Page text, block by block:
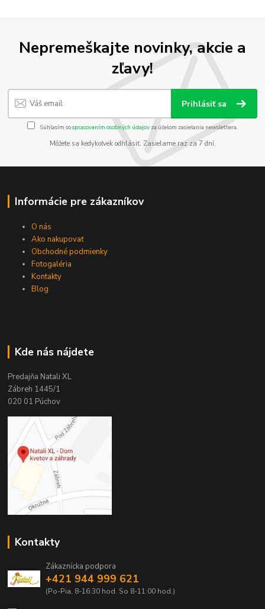
Nepremeškajte novinky, akcie a
zľavy!
Prihlásiť sa
Súhlasím sospracovaním osobných údajov za účelom zasielania newslettera.
Môžete sa kedykoľvek odhlásiť. Zasielame raz za 7 dní.
Informácie pre zákazníkov
O nás
Ako nakupovať
Obchodné podmienky
Fotogaléria
Kontakty
Blog
Kde nás nájdete
Predajňa Natali XL
Zábreh 1445/1
020 01 Púchov
Kontakty
Zákaznícka podpora
+421 944 999 621
(Po-Pia, 8-16:30 hod. So 8-11:00 hod.)